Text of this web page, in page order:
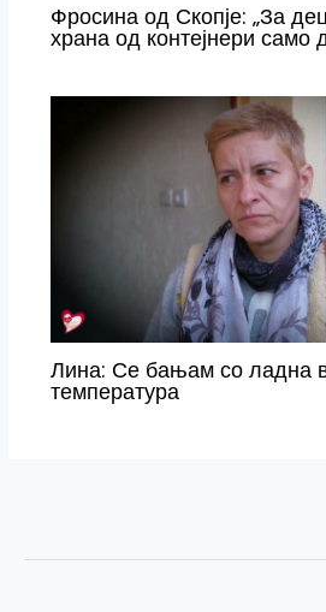
Фросина од Скопје: „За
храна од контејнери само
Лина: Се бањам со ладна
температура